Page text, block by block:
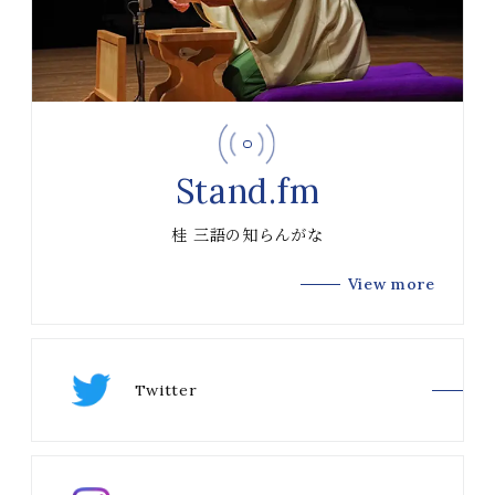
Stand.fm
桂 三語の知らんがな
View more
Twitter